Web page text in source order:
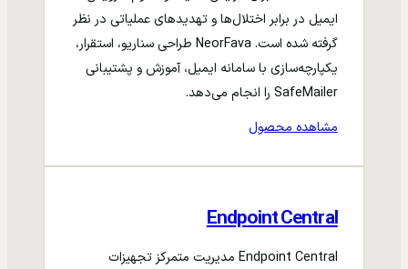
ایمیل در برابر اختلال‌ها و تهدیدهای عملیاتی در نظر
گرفته شده است. NeorFava طراحی سناریو، استقرار،
یکپارچه‌سازی با سامانه ایمیل، آموزش و پشتیبانی
SafeMailer را انجام می‌دهد.
مشاهده محصول
Endpoint Central
Endpoint Central مدیریت متمرکز تجهیزات